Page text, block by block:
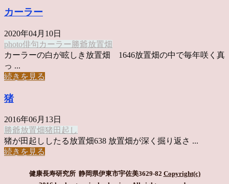
カーラー
2020年04月10日
photo俳句カーラー 勝爺放置畑
カーラーの白が眩しき放置畑 1646放置畑の中で毎年咲く真
っ ...
続きを見る
猪
2016年06月13日
勝爺放置畑猪田起し
猪が田起ししたる放置畑638 放置畑が深く掘り返さ ...
続きを見る
健康長寿研究所 静岡県伊東市宇佐美3629-82 Copyright(c)